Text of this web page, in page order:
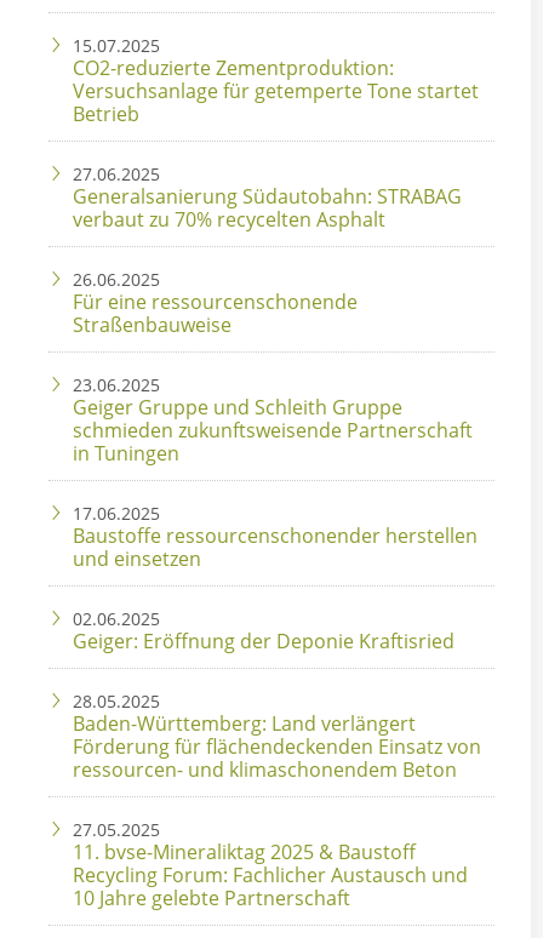
15.07.2025
CO2-reduzierte Zementproduktion:
Versuchsanlage für getemperte Tone startet
Betrieb
27.06.2025
Generalsanierung Südautobahn: STRABAG
verbaut zu 70% recycelten Asphalt
26.06.2025
Für eine ressourcenschonende
Straßenbauweise
23.06.2025
Geiger Gruppe und Schleith Gruppe
schmieden zukunftsweisende Partnerschaft
in Tuningen
17.06.2025
Baustoffe ressourcenschonender herstellen
und einsetzen
02.06.2025
Geiger: Eröffnung der Deponie Kraftisried
28.05.2025
Baden-Württemberg: Land verlängert
Förderung für flächendeckenden Einsatz von
ressourcen- und klimaschonendem Beton
27.05.2025
11. bvse-Mineraliktag 2025 & Baustoff
Recycling Forum: Fachlicher Austausch und
10 Jahre gelebte Partnerschaft